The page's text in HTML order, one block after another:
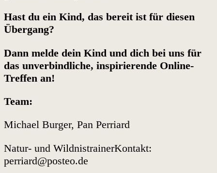
Hast du ein Kind, das bereit ist für diesen
Übergang?
Dann melde dein Kind und dich bei uns für
das unverbindliche, inspirierende Online-
Treffen an!
Team:
Michael Burger, Pan Perriard
Natur- und WildnistrainerKontakt:
perriard@posteo.de